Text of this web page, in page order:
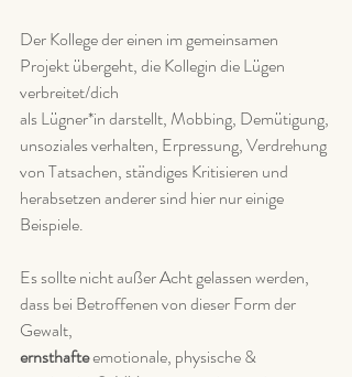
Der Kollege der einen im gemeinsamen
Projekt übergeht, die Kollegin die Lügen
verbreitet/dich
als Lügner*in darstellt, Mobbing, Demütigung,
unsoziales verhalten, Erpressung, Verdrehung
von Tatsachen, ständiges Kritisieren und
herabsetzen anderer sind hier nur einige
Beispiele.
Es sollte nicht außer Acht gelassen werden,
dass bei Betroffenen von dieser Form der
Gewalt,
ernsthafte emotionale, physische &